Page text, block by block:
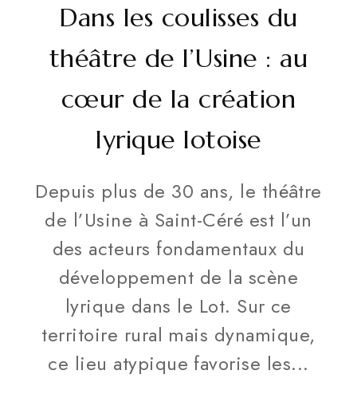
Dans les coulisses du
théâtre de l’Usine : au
cœur de la création
lyrique lotoise
Depuis plus de 30 ans, le théâtre
de l’Usine à Saint-Céré est l’un
des acteurs fondamentaux du
développement de la scène
lyrique dans le Lot. Sur ce
territoire rural mais dynamique,
ce lieu atypique favorise les...